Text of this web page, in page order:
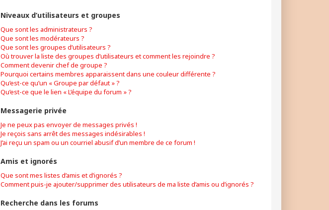
Niveaux d’utilisateurs et groupes
Que sont les administrateurs ?
Que sont les modérateurs ?
Que sont les groupes d’utilisateurs ?
Où trouver la liste des groupes d’utilisateurs et comment les rejoindre ?
Comment devenir chef de groupe ?
Pourquoi certains membres apparaissent dans une couleur différente ?
Qu’est-ce qu’un « Groupe par défaut » ?
Qu’est-ce que le lien « L’équipe du forum » ?
Messagerie privée
Je ne peux pas envoyer de messages privés !
Je reçois sans arrêt des messages indésirables !
J’ai reçu un spam ou un courriel abusif d’un membre de ce forum !
Amis et ignorés
Que sont mes listes d’amis et d’ignorés ?
Comment puis-je ajouter/supprimer des utilisateurs de ma liste d’amis ou d’ignorés ?
Recherche dans les forums